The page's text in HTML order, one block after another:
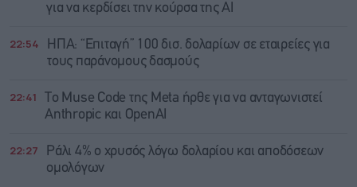
για να κερδίσει την κούρσα της ΑΙ
22:54
ΗΠΑ: “Επιταγή” 100 δισ. δολαρίων σε εταιρείες για
τους παράνομους δασμούς
22:41
Το Muse Code της Meta ήρθε για να ανταγωνιστεί
Anthropic και OpenAI
22:27
Ράλι 4% ο χρυσός λόγω δολαρίου και αποδόσεων
ομολόγων